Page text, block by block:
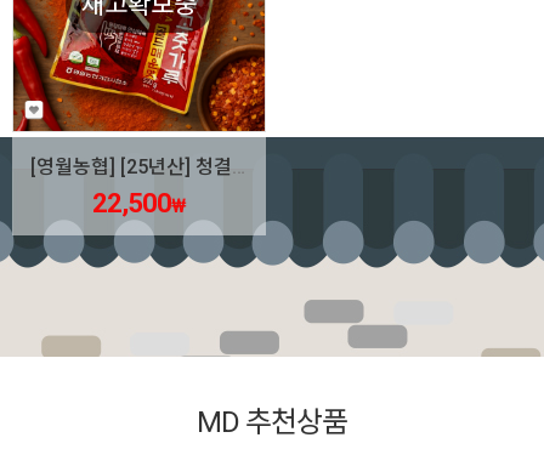
[영월농협] [25년산] 청결고춧가루 500g (매운맛)
22,500₩
MD 추천상품